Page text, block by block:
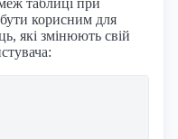
таблиці при
корисним для
які змінюють свій